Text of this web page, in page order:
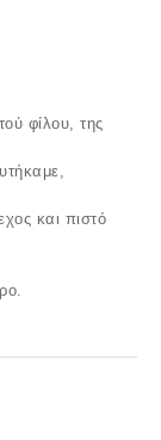
φίλου, της
και πιστό